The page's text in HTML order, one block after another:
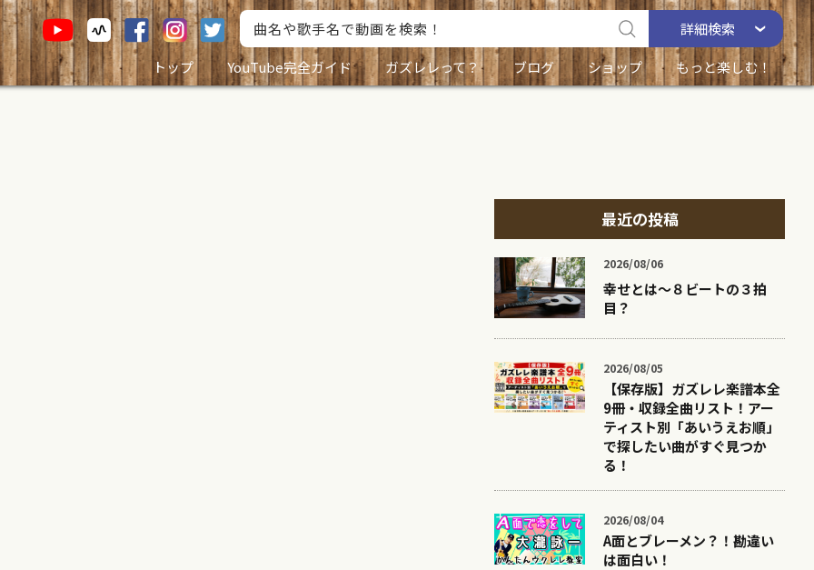
詳細検索
トップ
YouTube完全ガイド ガズレレって？ ブログ ショップ もっと楽しむ！
最近の投稿
2026/08/06
幸せとは〜８ビートの３拍
目？
2026/08/05
【保存版】ガズレレ楽譜本全
9冊・収録全曲リスト！アー
ティスト別「あいうえお順」
で探したい曲がすぐ見つか
る！
2026/08/04
A面とブレーメン？！勘違い
は面白い！